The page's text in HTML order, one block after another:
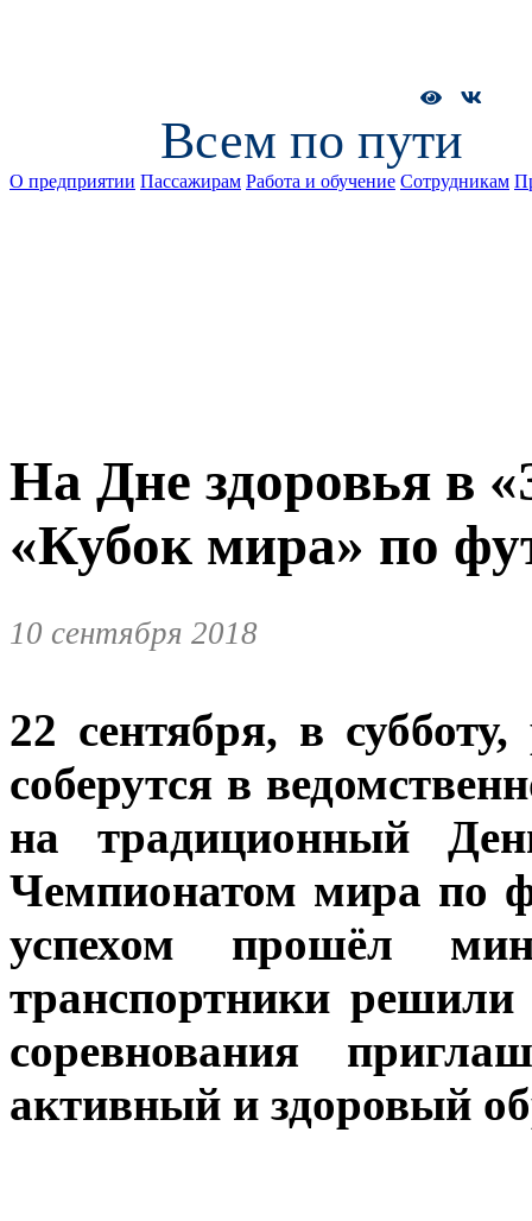
Всем по пути
О предприятии Пассажирам Работа и обучение Сотрудникам
На Дне здоровья в
«Кубок мира» по
10 сентября 2018
22 сентября, в
соберутся в
на традиционный
Чемпионатом мира по
успехом прошёл
транспортники
соревнования
активный и здоровый